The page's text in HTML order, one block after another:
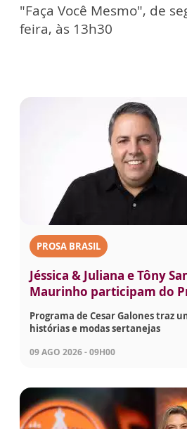
"Faça Você Mesmo", de
feira, às 13h30
PROSA BRASIL
Jéssica & Juliana e Tôny
Maurinho participam do
Programa de Cesar Galones traz
histórias e modas sertanejas
09 AGO 2026 - 09H00